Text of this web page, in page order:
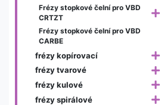
Frézy stopkové čelní pro VBD
CRTZT
Frézy stopkové čelní pro VBD
CARBE
frézy kopírovací
frézy tvarové
frézy kulové
frézy spirálové